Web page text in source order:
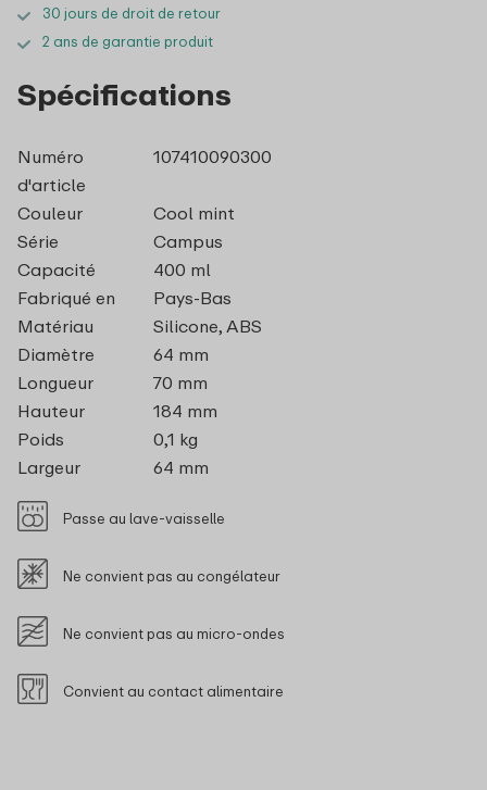
30 jours de droit de retour
2 ans de garantie produit
Spécifications
Numéro
d'article
107410090300
Couleur
Cool mint
Série
Campus
Capacité
400 ml
Fabriqué en
Pays-Bas
Matériau
Silicone, ABS
Diamètre
64 mm
Longueur
70 mm
Hauteur
184 mm
Poids
0,1 kg
Largeur
64 mm
Passe au lave-vaisselle
Ne convient pas au congélateur
Ne convient pas au micro-ondes
Convient au contact alimentaire